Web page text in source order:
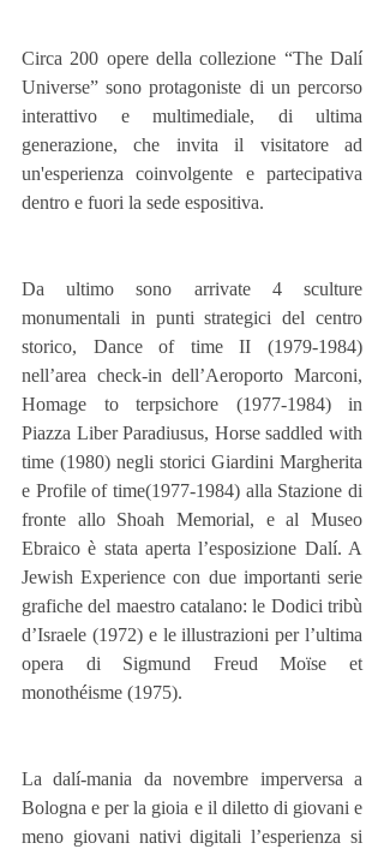
Circa 200 opere della collezione “The Dalí
Universe” sono protagoniste di un percorso
interattivo e multimediale, di ultima
generazione, che invita il visitatore ad
un'esperienza coinvolgente e partecipativa
dentro e fuori la sede espositiva.
Da ultimo sono arrivate 4 sculture
monumentali in punti strategici del centro
storico, Dance of time II (1979-1984)
nell’area check-in dell’Aeroporto Marconi,
Homage to terpsichore (1977-1984) in
Piazza Liber Paradiusus, Horse saddled with
time (1980) negli storici Giardini Margherita
e Profile of time(1977-1984) alla Stazione di
fronte allo Shoah Memorial, e al Museo
Ebraico è stata aperta l’esposizione Dalí. A
Jewish Experience con due importanti serie
grafiche del maestro catalano: le Dodici tribù
d’Israele (1972) e le illustrazioni per l’ultima
opera di Sigmund Freud Moïse et
monothéisme (1975).
La dalí-mania da novembre imperversa a
Bologna e per la gioia e il diletto di giovani e
meno giovani nativi digitali l’esperienza si